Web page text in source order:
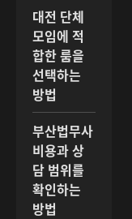
대전 단체
모임에 적
합한 룸을
선택하는
방법
부산법무사
비용과 상
담 범위를
확인하는
방법